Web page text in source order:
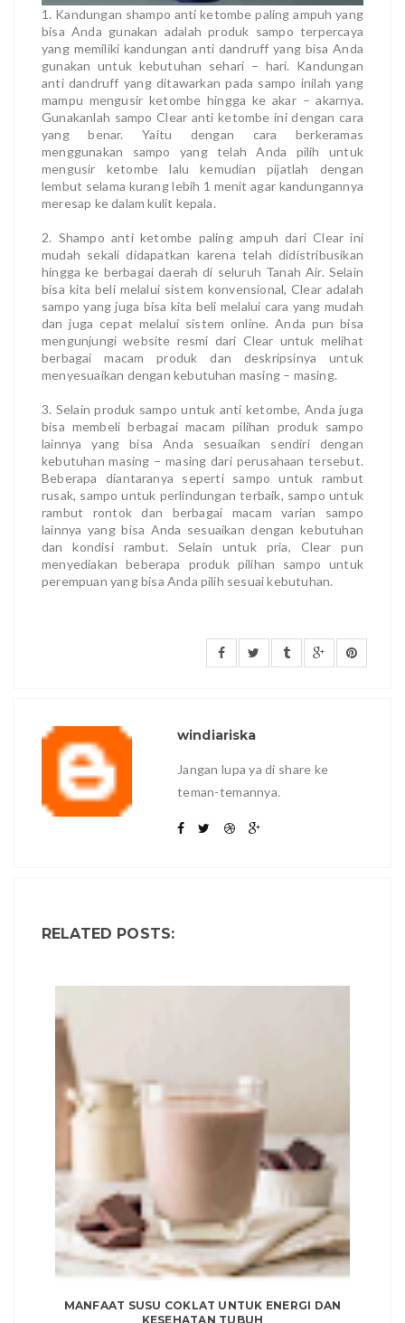
1. Kandungan shampo anti ketombe paling ampuh yang
bisa Anda gunakan adalah produk sampo terpercaya
yang memiliki kandungan anti dandruff yang bisa Anda
gunakan untuk kebutuhan sehari – hari. Kandungan
anti dandruff yang ditawarkan pada sampo inilah yang
mampu mengusir ketombe hingga ke akar – akarnya.
Gunakanlah sampo Clear anti ketombe ini dengan cara
yang benar. Yaitu dengan cara berkeramas
menggunakan sampo yang telah Anda pilih untuk
mengusir ketombe lalu kemudian pijatlah dengan
lembut selama kurang lebih 1 menit agar kandungannya
meresap ke dalam kulit kepala.
2. Shampo anti ketombe paling ampuh dari Clear ini
mudah sekali didapatkan karena telah didistribusikan
hingga ke berbagai daerah di seluruh Tanah Air. Selain
bisa kita beli melalui sistem konvensional, Clear adalah
sampo yang juga bisa kita beli melalui cara yang mudah
dan juga cepat melalui sistem online. Anda pun bisa
mengunjungi website resmi dari Clear untuk melihat
berbagai macam produk dan deskripsinya untuk
menyesuaikan dengan kebutuhan masing – masing.
3. Selain produk sampo untuk anti ketombe, Anda juga
bisa membeli berbagai macam pilihan produk sampo
lainnya yang bisa Anda sesuaikan sendiri dengan
kebutuhan masing – masing dari perusahaan tersebut.
Beberapa diantaranya seperti sampo untuk rambut
rusak, sampo untuk perlindungan terbaik, sampo untuk
rambut rontok dan berbagai macam varian sampo
lainnya yang bisa Anda sesuaikan dengan kebutuhan
dan kondisi rambut. Selain untuk pria, Clear pun
menyediakan beberapa produk pilihan sampo untuk
perempuan yang bisa Anda pilih sesuai kebutuhan.
windiariska
Jangan lupa ya di share ke
teman-temannya.
RELATED POSTS:
MANFAAT SUSU COKLAT UNTUK ENERGI DAN
KESEHATAN TUBUH